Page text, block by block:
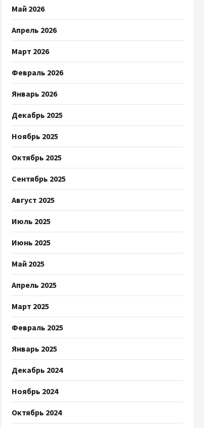
Май 2026
Апрель 2026
Март 2026
Февраль 2026
Январь 2026
Декабрь 2025
Ноябрь 2025
Октябрь 2025
Сентябрь 2025
Август 2025
Июль 2025
Июнь 2025
Май 2025
Апрель 2025
Март 2025
Февраль 2025
Январь 2025
Декабрь 2024
Ноябрь 2024
Октябрь 2024